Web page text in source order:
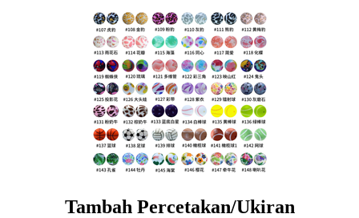
Tambah Percetakan/Ukiran